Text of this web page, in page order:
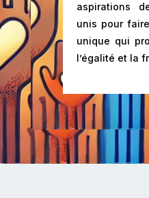
aspirations
unis pour
unique qui
l’égalité et la